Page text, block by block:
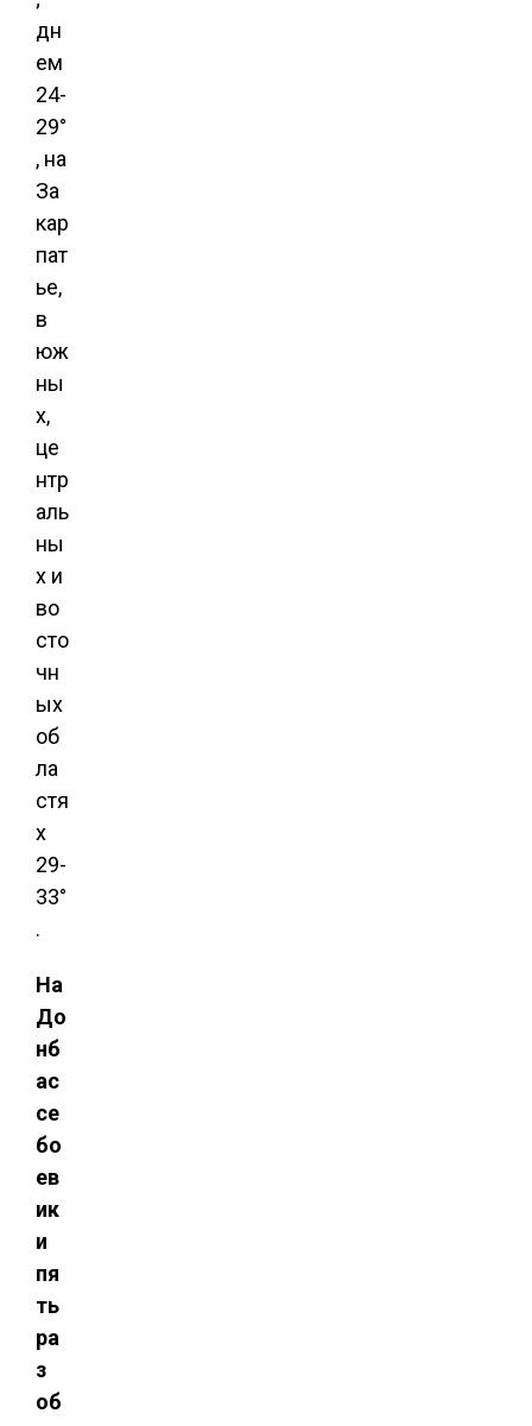
дн
ем
24-
29°
, на
За
кар
пат
ье,
в
юж
ны
х,
це
нтр
аль
ны
х и
во
сто
чн
ых
об
ла
стя
х
29-
33°
.
На
До
нб
ас
се
бо
ев
ик
и
пя
ть
ра
з
об